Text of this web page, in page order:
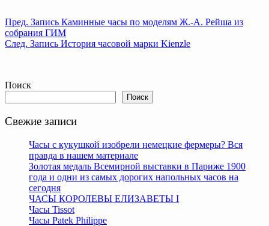
Пред. Запись Каминные часы по моделям Ж.-А. Рейша из
собрания ГИМ
След. Запись История часовой марки Kienzle
Поиск
Поиск
Свежие записи
Часы с кукушкой изобрели немецкие фермеры? Вся
правда в нашем материале
Золотая медаль Всемирной выставки в Париже 1900
года и одни из самых дорогих напольных часов на
сегодня
ЧАСЫ КОРОЛЕВЫ ЕЛИЗАВЕТЫ I
Часы Tissot
Часы Patek Philippe